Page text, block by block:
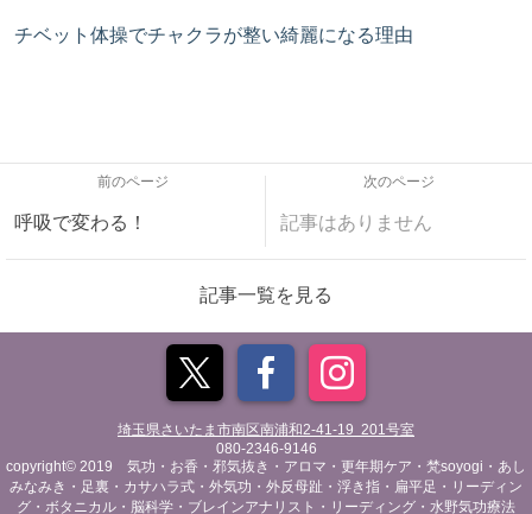
チベット体操でチャクラが整い綺麗になる理由
前のページ
呼吸で変わる！
次のページ
記事はありません
記事一覧を見る
埼玉県さいたま市南区南浦和2-41-19 201号室
080-2346-9146
copyright© 2019 気功・お香・邪気抜き・アロマ・更年期ケア・梵soyogi・あし
みなみき・足裏・カサハラ式・外気功・外反母趾・浮き指・扁平足・リーディン
グ・ボタニカル・脳科学・ブレインアナリスト・リーディング・水野気功療法